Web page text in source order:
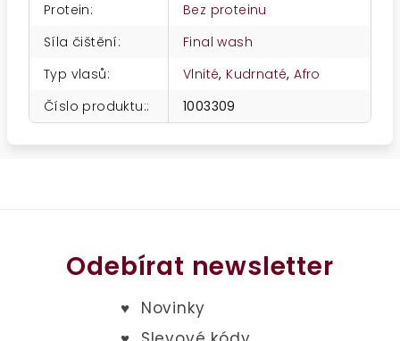
Protein:
Bez proteinu
Síla čištění:
Final wash
Typ vlasů: Vlnité, Kudrnaté,Afro
Číslo produktu:: 1003309
Odebírat newsletter